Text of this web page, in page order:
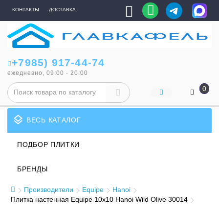
КОНТАКТЫ ДОСТАВКА
+7985) 917-44-74
ежедневно, 09:00 - 20:00
0
layers ВЕСЬ КАТАЛОГ
ПОДБОР ПЛИТКИ
БРЕНДЫ
Производители Equipe
Hanoi
Плитка настенная Equipe 10x10 Hanoi Wild Olive 30014